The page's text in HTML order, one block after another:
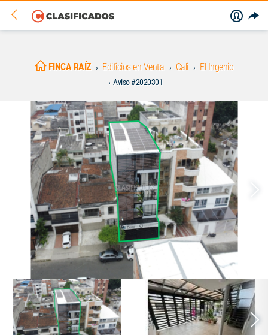
FINCA RAÍZ Edificios en Venta Cali El Ingenio
Aviso #2020301